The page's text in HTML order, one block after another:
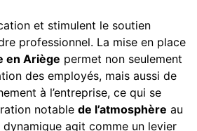
et stimulent le soutien
professionnel. La mise en place
en Ariège permet non seulement
des employés, mais aussi de
à l’entreprise, ce qui se
notable de l’atmosphère au
dynamique agit comme un levier